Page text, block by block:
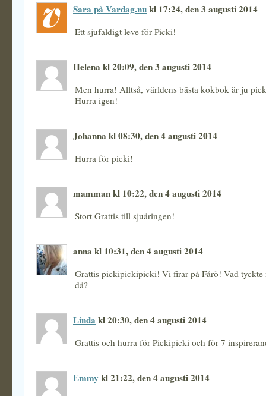
Sara på Vardag.nukl 17:24, den 3 augusti 2014
Ett sjufaldigt leve för Picki!
Helena kl 20:09, den 3 augusti 2014
Men hurra! Alltså, världens bästa kokbok är ju
Hurra igen!
Johanna kl 08:30, den 4 augusti 2014
Hurra för picki!
mamman kl 10:22, den 4 augusti 2014
Stort Grattis till sjuåringen!
anna kl 10:31, den 4 augusti 2014
Grattis pickipickipicki! Vi firar på Fårö! Vad tyckte
då?
Linda kl 20:30, den 4 augusti 2014
Grattis och hurra för Pickipicki och för 7
Emmy kl 21:22, den 4 augusti 2014